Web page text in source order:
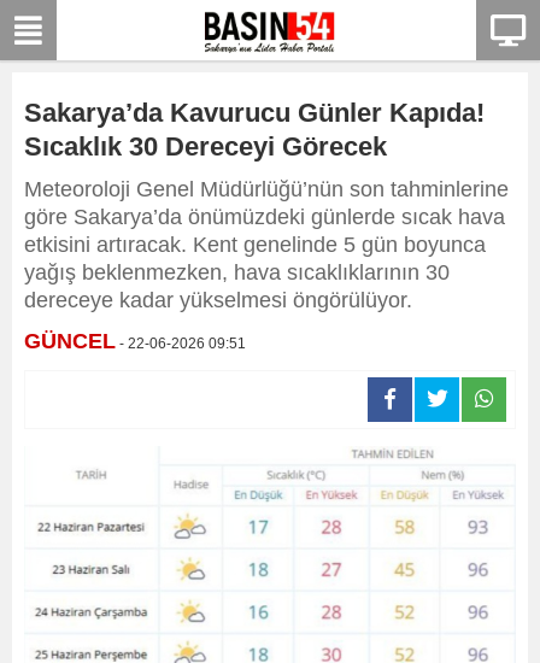
Sakarya’da Kavurucu Günler Kapıda!
Sıcaklık 30 Dereceyi Görecek
Meteoroloji Genel Müdürlüğü’nün son tahminlerine
göre Sakarya’da önümüzdeki günlerde sıcak hava
etkisini artıracak. Kent genelinde 5 gün boyunca
yağış beklenmezken, hava sıcaklıklarının 30
dereceye kadar yükselmesi öngörülüyor.
GÜNCEL - 22-06-2026 09:51